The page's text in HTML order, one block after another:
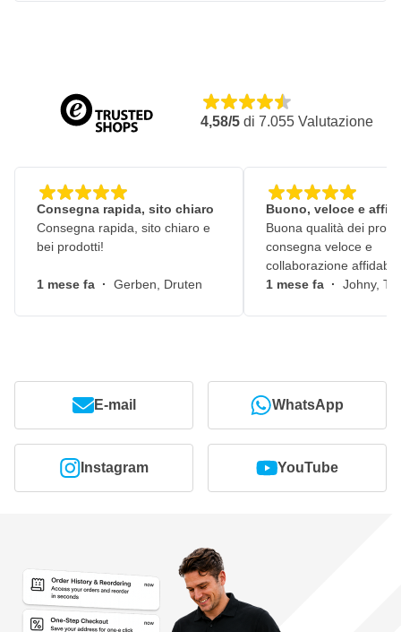
4,58/5 di 7.055 Valutazione
Consegna rapida, sito chiaro
Consegna rapida, sito chiaro e
bei prodotti!
1 mese fa · Gerben, Druten
Buono, veloce e
Buona qualità dei
consegna veloce e
collaborazione
1 mese fa · Johny,
E-mail WhatsApp
Instagram YouTube